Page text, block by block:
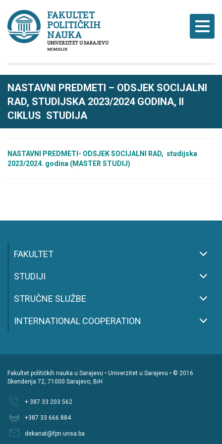
FAKULTET
POLITIČKIH
NAUKA
UNIVERZITET U SARAJEVU
MCMXLIX
NASTAVNI PREDMETI – ODSJEK SOCIJALNI
RAD, STUDIJSKA 2023/2024 GODINA, II
CIKLUS STUDIJA
NASTAVNI PREDMETI- ODSJEK SOCIJALNI RAD, studijska
2023/2024. godina (MASTER STUDIJ)
FAKULTET
STUDIJI
STRUČNE SLUŽBE
INTERNATIONAL COOPERATION
Fakultet političkih nauka u Sarajevu • Univerzitet u Sarajevu • © 2016
Skenderija 72, 71000 Sarajevo, BiH
+ 387 33 203 562
+387 33 666 884
dekanat@fpn.unsa.ba